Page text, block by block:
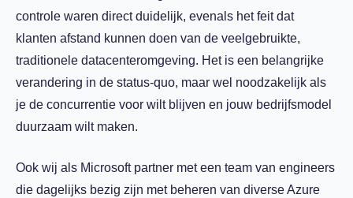
controle waren direct duidelijk, evenals het feit dat
klanten afstand kunnen doen van de veelgebruikte,
traditionele datacenteromgeving. Het is een belangrijke
verandering in de status-quo, maar wel noodzakelijk als
je de concurrentie voor wilt blijven en jouw bedrijfsmodel
duurzaam wilt maken.
Ook wij als Microsoft partner met een team van engineers
die dagelijks bezig zijn met beheren van diverse Azure